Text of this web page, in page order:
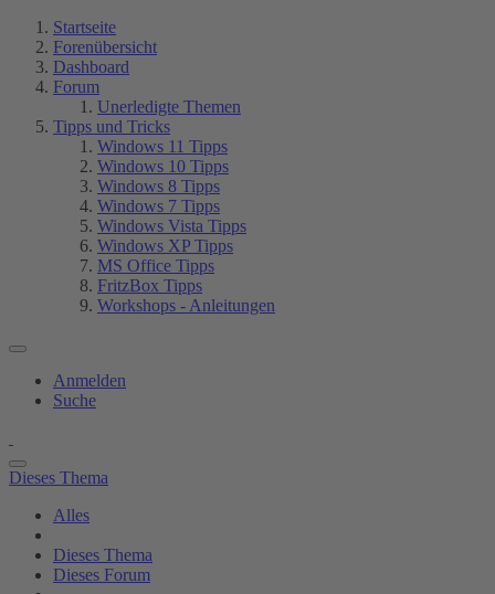
Startseite
Forenübersicht
Dashboard
Forum
Unerledigte Themen
Tipps und Tricks
Windows 11 Tipps
Windows 10 Tipps
Windows 8 Tipps
Windows 7 Tipps
Windows Vista Tipps
Windows XP Tipps
MS Office Tipps
FritzBox Tipps
Workshops - Anleitungen
Anmelden
Suche
Dieses Thema
Alles
Dieses Thema
Dieses Forum